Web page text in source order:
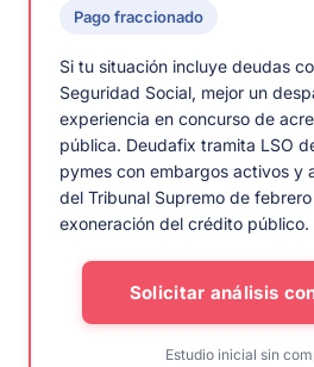
Pago fraccionado
Si tu situación incluye deudas
Seguridad Social, mejor un
experiencia en concurso de
pública. Deudafix tramita LSO
pymes con embargos activos y
del Tribunal Supremo de
exoneración del crédito público.
Solicitar análisis
Estudio inicial sin